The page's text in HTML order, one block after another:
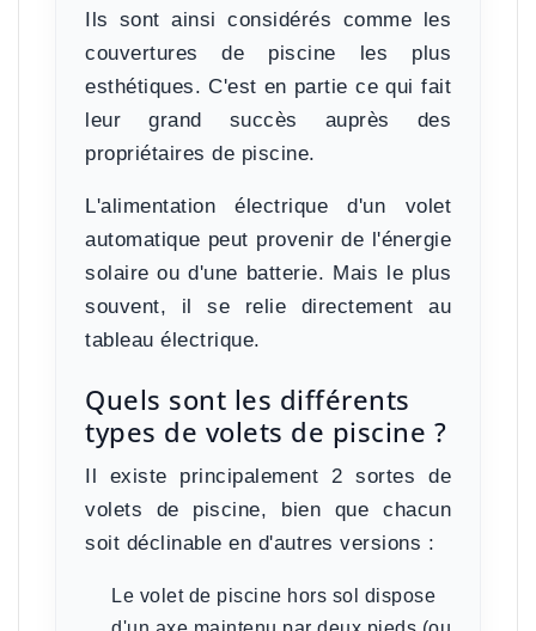
Ils sont ainsiconsidérés comme les
couvertures de piscine les plus
esthétiques. C'est en partie ce qui fait
leur grand succès auprès des
propriétaires de piscine.
L'alimentation électrique d'un volet
automatique peut provenir de l'énergie
solaire ou d'une batterie. Mais le plus
souvent, il se relie directement au
tableau électrique.
Quels sont les différents
types de volets de piscine ?
Il existe principalement 2 sortes de
volets de piscine, bien que chacun
soit déclinable en d'autres versions :
Le volet de piscine hors sol dispose